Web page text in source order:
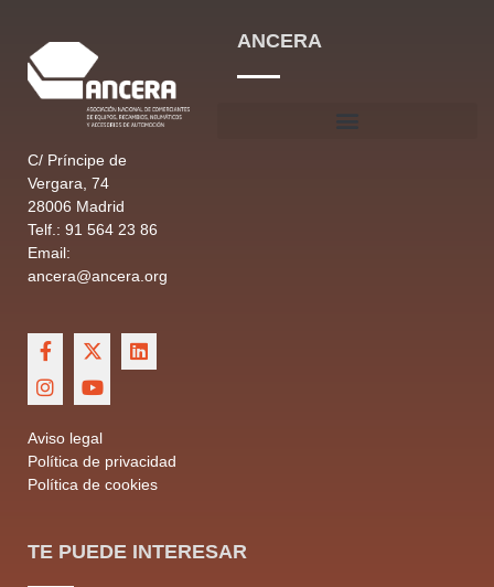
C/ Príncipe de
Vergara, 74
28006 Madrid
Telf.: 91 564 23 86
Email:
ancera@ancera.org
Aviso legal
Política de privacidad
Política de cookies
ANCERA
TE PUEDE INTERESAR